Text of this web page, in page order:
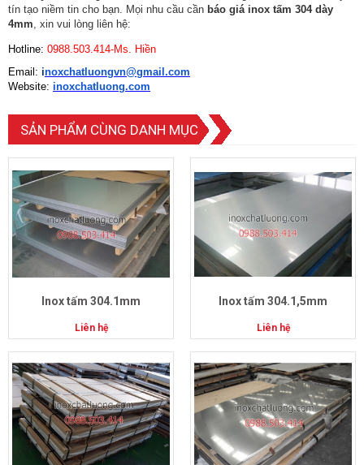
tín tạo niềm tin cho bạn. Mọi nhu cầu cần báo giá inox tấm 304 dày
4mm , xin vui lòng liên hệ:
Hotline: 0988.503.414-Ms. Hiền
Email: inoxchatluongvn@gmail.com
Website: inoxchatluong.com
SẢN PHẨM CÙNG DANH MỤC
Inox tấm 304.1mm
Liên hệ
Inox tấm 304.1,5mm
Liên hệ